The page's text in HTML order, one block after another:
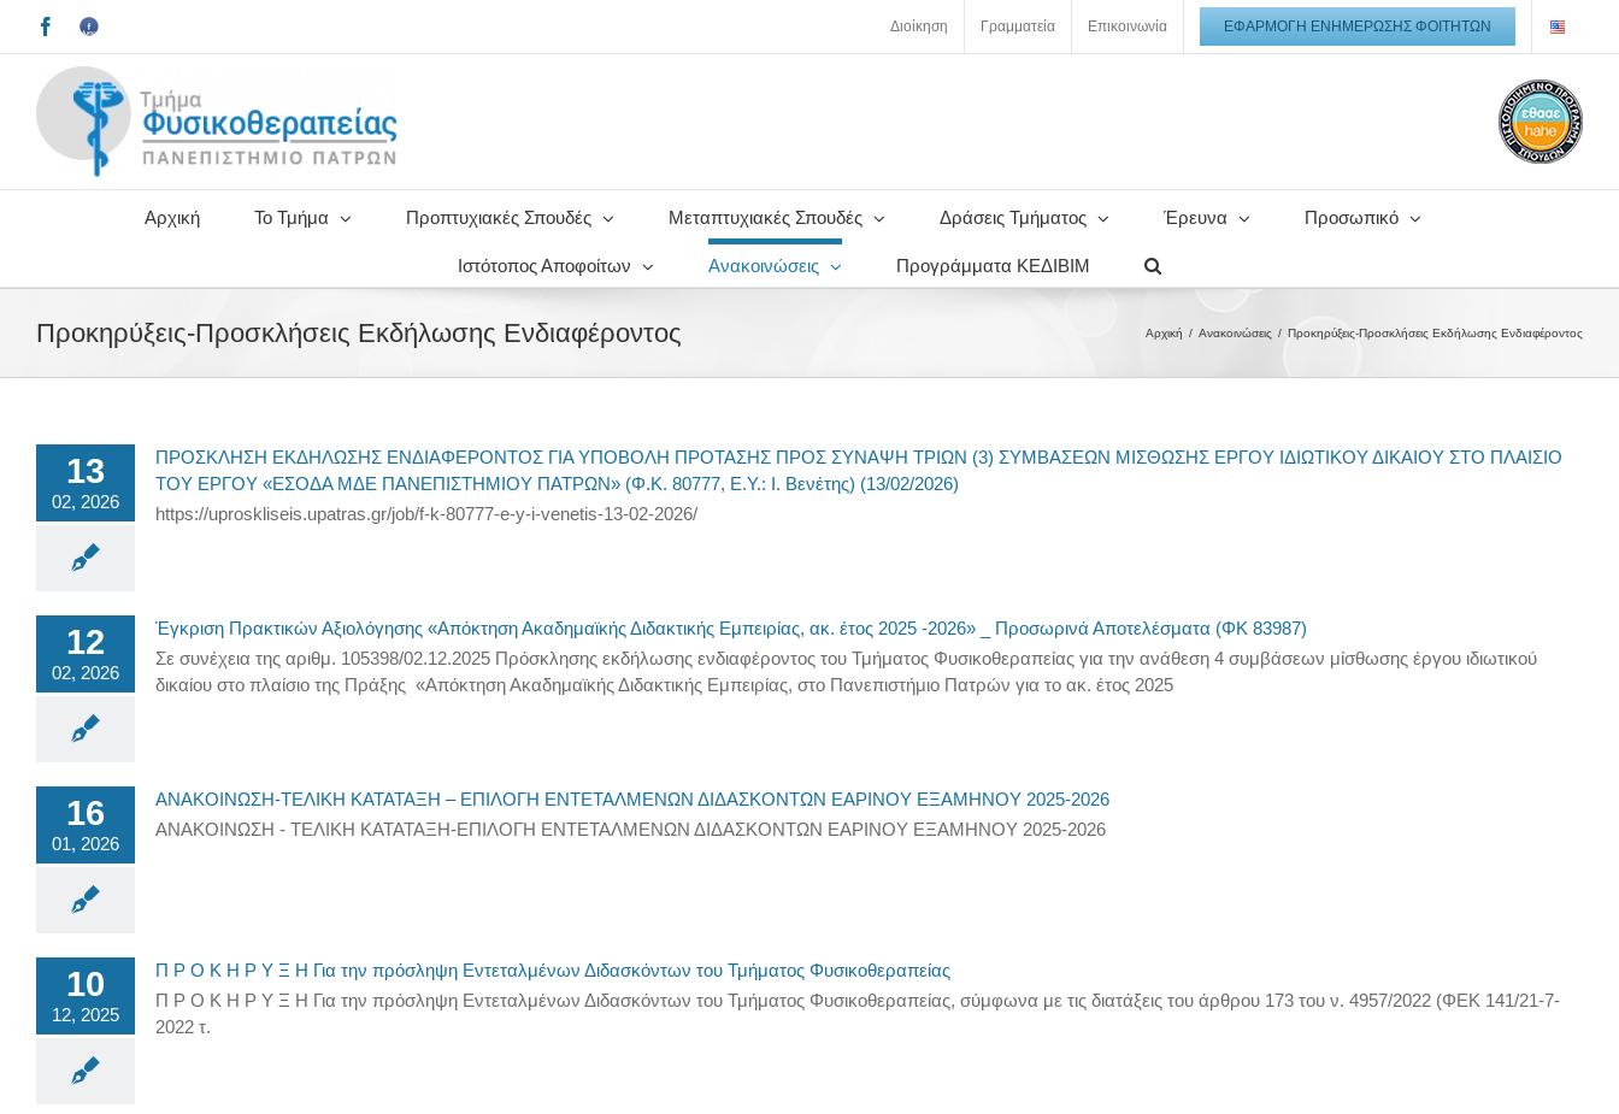
περιεχόμενο
Facebook
Facebook
alumni
Διοίκηση Γραμματεία Επικοινωνία ΕΦΑΡΜΟΓΉ ΕΝΗΜΈΡΩΣΗΣ ΦΟΙΤΗΤΏΝ
Αρχική Το Τμήμα Προπτυχιακές Σπουδές Μεταπτυχιακές Σπουδές Δράσεις Τμήματος Έρευνα Προσωπικό
Ιστότοπος Αποφοίτων Ανακοινώσεις Προγράμματα ΚΕΔΙΒΙΜ
Προκηρύξεις-Προσκλήσεις Εκδήλωσης Ενδιαφέροντος Αρχική Ανακοινώσεις Προκηρύξεις-Προσκλήσεις Εκδήλωσης Ενδιαφέροντος
13
02, 2026
ΠΡΟΣΚΛΗΣΗ ΕΚΔΗΛΩΣΗΣ ΕΝΔΙΑΦΕΡΟΝΤΟΣ ΓΙΑ ΥΠΟΒΟΛΗ ΠΡΟΤΑΣΗΣ ΠΡΟΣ ΣΥΝΑΨΗ ΤΡΙΩΝ (3) ΣΥΜΒΑΣΕΩΝ ΜΙΣΘΩΣΗΣ ΕΡΓΟΥ ΙΔΙΩΤΙΚΟΥ ΔΙΚΑΙΟΥ ΣΤΟ ΠΛΑΙΣΙΟ
ΤΟΥ ΕΡΓΟΥ «ΕΣΟΔΑ ΜΔΕ ΠΑΝΕΠΙΣΤΗΜΙΟΥ ΠΑΤΡΩΝ» (Φ.Κ. 80777, Ε.Υ.: Ι. Βενέτης) (13/02/2026)
https://uproskliseis.upatras.gr/job/f-k-80777-e-y-i-venetis-13-02-2026/
12
02, 2026
Έγκριση Πρακτικών Αξιολόγησης «Απόκτηση Ακαδημαϊκής Διδακτικής Εμπειρίας, ακ. έτος 2025 -2026» _ Προσωρινά Αποτελέσματα (ΦΚ 83987)
Σε συνέχεια της αριθμ. 105398/02.12.2025 Πρόσκλησης εκδήλωσης ενδιαφέροντος του Τμήματος Φυσικοθεραπείας για την ανάθεση 4 συμβάσεων μίσθωσης έργου ιδιωτικού
δικαίου στο πλαίσιο της Πράξης «Απόκτηση Ακαδημαϊκής Διδακτικής Εμπειρίας, στο Πανεπιστήμιο Πατρών για το ακ. έτος 2025
16
01, 2026
ΑΝΑΚΟΙΝΩΣΗ-ΤΕΛΙΚΗ ΚΑΤΑΤΑΞΗ – ΕΠΙΛΟΓΗ ΕΝΤΕΤΑΛΜΕΝΩΝ ΔΙΔΑΣΚΟΝΤΩΝ ΕΑΡΙΝΟΥ ΕΞΑΜΗΝΟΥ 2025-2026
ΑΝΑΚΟΙΝΩΣΗ - ΤΕΛΙΚΗ ΚΑΤΑΤΑΞΗ-ΕΠΙΛΟΓΗ ΕΝΤΕΤΑΛΜΕΝΩΝ ΔΙΔΑΣΚΟΝΤΩΝ ΕΑΡΙΝΟΥ ΕΞΑΜΗΝΟΥ 2025-2026
10
12, 2025
Π Ρ Ο Κ Η Ρ Υ Ξ Η Για την πρόσληψη Εντεταλμένων Διδασκόντων του Τμήματος Φυσικοθεραπείας
Π Ρ Ο Κ Η Ρ Υ Ξ Η Για την πρόσληψη Εντεταλμένων Διδασκόντων του Τμήματος Φυσικοθεραπείας, σύμφωνα με τις διατάξεις του άρθρου 173 του ν. 4957/2022 (ΦΕΚ 141/21-7-
2022 τ.